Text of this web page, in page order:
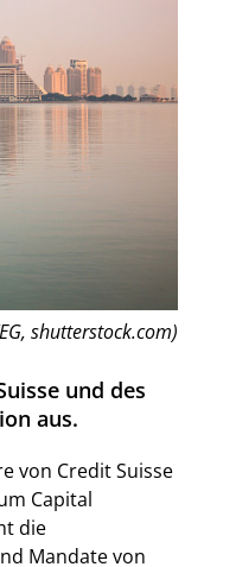
shutterstock.com)
und des
aus.
von Credit Suisse
Capital
die
Mandate von